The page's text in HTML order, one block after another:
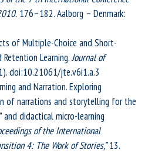
176–182. Aalborg – Denmark:
of Multiple-Choice and Short-
Retention Learning.Journal of
doi:10.21061/jte.v6i1.a.3
and Narration. Exploring
of narrations and storytelling for the
and didactical micro-learning
of the International
4: The Work of Stories,”13.